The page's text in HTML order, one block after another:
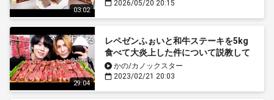
03:02
2026/05/20 20:15
29:04
レペゼンふぉいと和牛ステーキを5kg
食べて大炎上した件について説教して
もらいました。
かの/カノックスター
2023/02/21 20:03